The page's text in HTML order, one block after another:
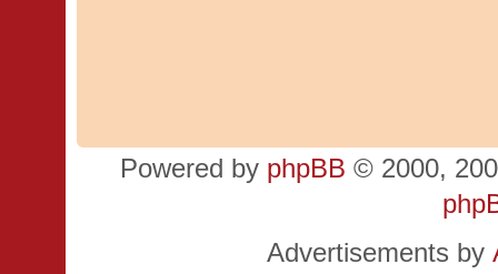
Powered by phpBB © 2000,
Advertisements by